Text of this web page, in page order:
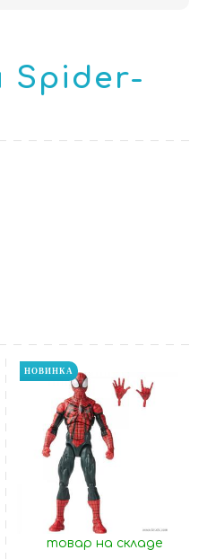
Spider-
НОВИНКА
товар на складе